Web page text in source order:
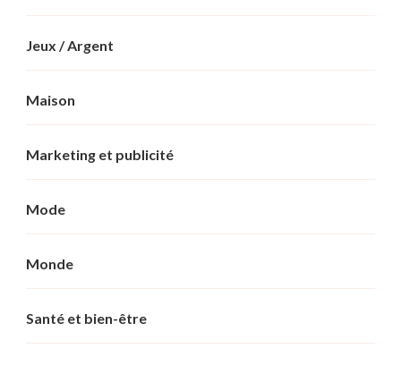
Jeux / Argent
Maison
Marketing et publicité
Mode
Monde
Santé et bien-être